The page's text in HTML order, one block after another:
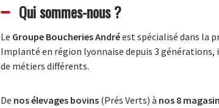
Qui sommes-nous ?
Le Groupe Boucheries Andréest spécialisé dans la
Implanté en région lyonnaise depuis 3
de métiers différents.
De nos élevages bovins(Prés Verts) à nos 8